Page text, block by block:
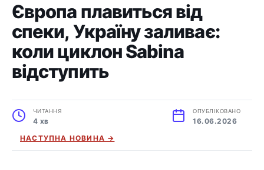
Європа плавиться від
спеки, Україну заливає:
коли циклон Sabina
відступить
ЧИТАННЯ
4 хв
ОПУБЛІКОВАНО
16.06.2026
НАСТУПНА НОВИНА →